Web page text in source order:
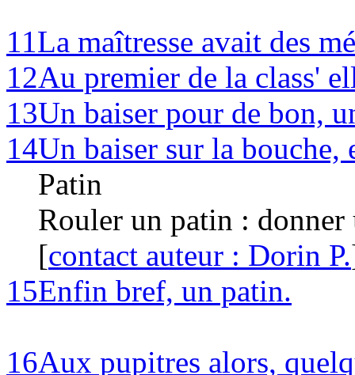
11La maîtresse avait des
12Au premier de la class'
13Un baiser pour de bon,
14Un baiser sur la
Patin
Rouler un patin : donner
[contact auteur : Dorin P.
15Enfin bref, un patin.
16Aux pupitres alors,